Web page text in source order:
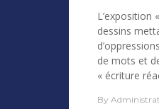
L’exposition
dessins
de mots et
« écriture
By